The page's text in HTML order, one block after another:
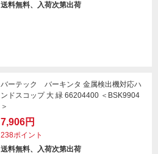
送料無料、入荷次第出荷
バーテック バーキンタ 金属検出機対応ハ
ンドスコップ 大 緑 66204400 ＜BSK9904
＞
7,906円
238ポイント
送料無料、入荷次第出荷